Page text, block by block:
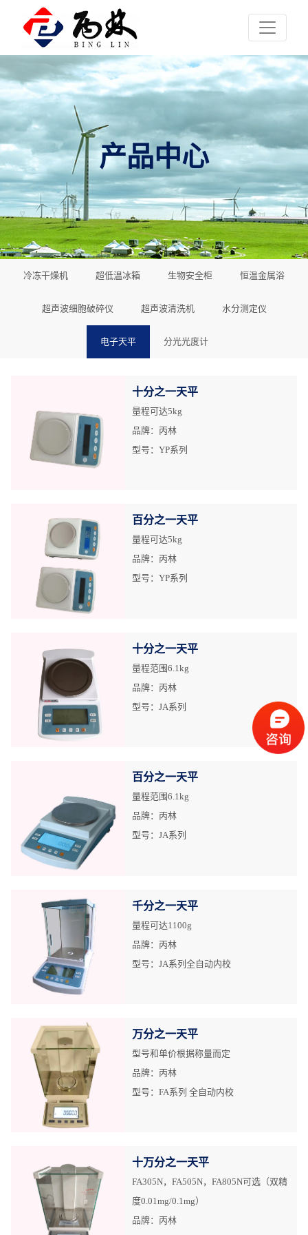
产品中心
冷冻干燥机 超低温冰箱 生物安全柜 恒温金属浴
超声波细胞破碎仪 超声波清洗机 水分测定仪
电子天平 分光光度计
十分之一天平
量程可达5kg
品牌：丙林
型号：YP系列
百分之一天平
量程可达5kg
品牌：丙林
型号：YP系列
十分之一天平
量程范围6.1kg
品牌：丙林
型号：JA系列
百分之一天平
量程范围6.1kg
品牌：丙林
型号：JA系列
千分之一天平
量程可达1100g
品牌：丙林
型号：JA系列全自动内校
万分之一天平
型号和单价根据称量而定
品牌：丙林
型号：FA系列 全自动内校
十万分之一天平
FA305N，FA505N，FA805N可选（双精
度0.01mg/0.1mg）
品牌：丙林